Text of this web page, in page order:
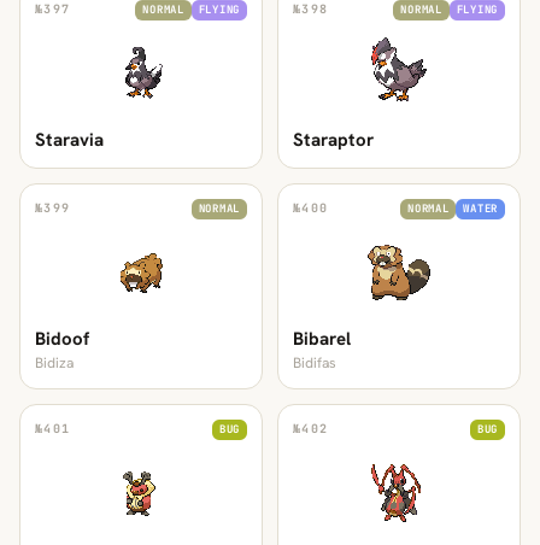
№397 NORMAL FLYING
Staravia
№398 NORMAL FLYING
Staraptor
№399 NORMAL
Bidoof
Bidiza
№400 NORMAL WATER
Bibarel
Bidifas
№401 BUG №402 BUG